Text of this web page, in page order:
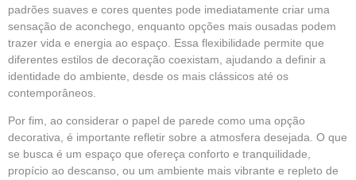
padrões suaves e cores quentes pode imediatamente criar uma
sensação de aconchego, enquanto opções mais ousadas podem
trazer vida e energia ao espaço. Essa flexibilidade permite que
diferentes estilos de decoração coexistam, ajudando a definir a
identidade do ambiente, desde os mais clássicos até os
contemporâneos.
Por fim, ao considerar o papel de parede como uma opção
decorativa, é importante refletir sobre a atmosfera desejada. O que
se busca é um espaço que ofereça conforto e tranquilidade,
propício ao descanso, ou um ambiente mais vibrante e repleto de